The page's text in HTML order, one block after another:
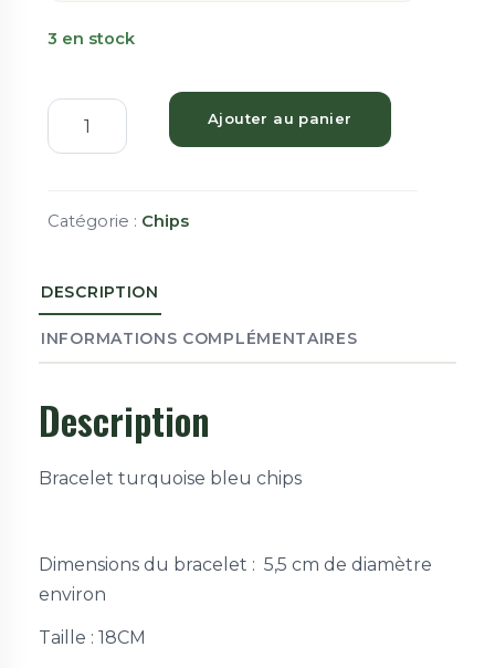
3 en stock
Ajouter au panier
Catégorie : Chips
DESCRIPTION
INFORMATIONS COMPLÉMENTAIRES
Description
Bracelet turquoise bleu chips
Dimensions du bracelet : 5,5 cm de diamètre
environ
Taille : 18CM